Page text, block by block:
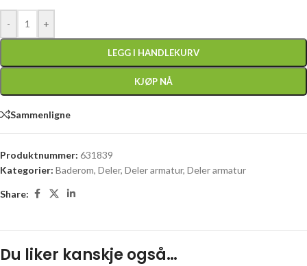
- +
LEGG I HANDLEKURV
KJØP NÅ
Sammenligne
Produktnummer: 631839
Kategorier: Baderom, Deler, Deler armatur, Deler armatur
Share:
Du liker kanskje også…